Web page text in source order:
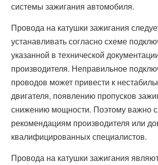
системы зажигания автомобиля.
Провода на катушки зажигания
устанавливать согласно схеме
указанной в технической
производителя. Неправильное
проводов может привести к
двигателя, появлению пропусков
снижению мощности. Поэтому важно
рекомендациям производителя или
квалифицированных специалистов.
Провода на катушки зажигания